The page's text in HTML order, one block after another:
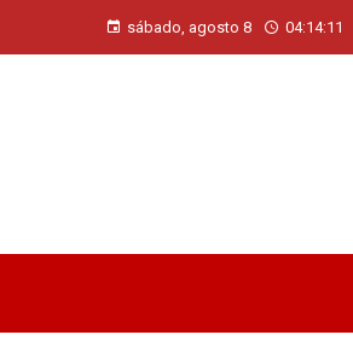
sábado, agosto 8 04:14:12